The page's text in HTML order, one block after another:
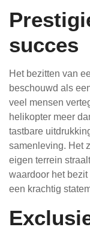
succes
Het bezitten van
beschouwd als
veel mensen
helikopter meer
tastbare
samenleving. Het
eigen terrein
waardoor het
een krachtig